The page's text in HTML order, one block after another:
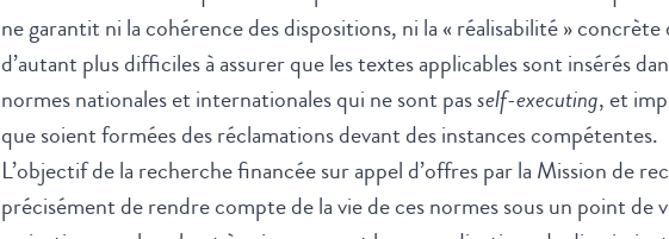
ne garantit ni la cohérence des dispositions, ni la « réalisabilité »
d’autant plus difficiles à assurer que les textes applicables sont insérés
normes nationales et internationales qui ne sont pasself-executing, et
que soient formées des réclamations devant des instances compétentes.
L’objectif de la recherche financée sur appel d’offres par la Mission de
précisément de rendre compte de la vie de ces normes sous un point de